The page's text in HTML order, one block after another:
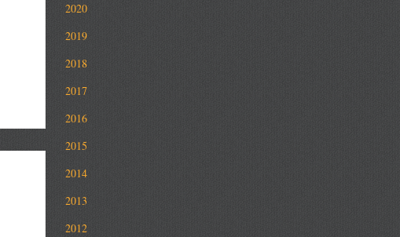
2020
2019
2018
2017
2016
2015
2014
2013
2012